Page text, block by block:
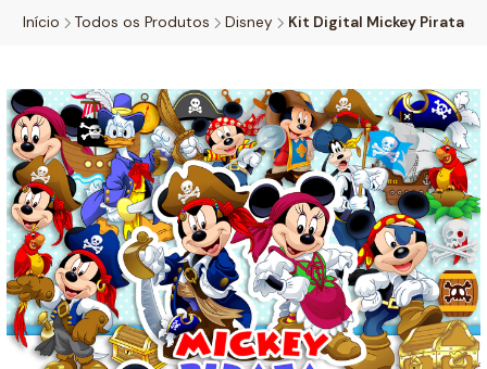
Início Todos os Produtos Disney Kit Digital Mickey Pirata